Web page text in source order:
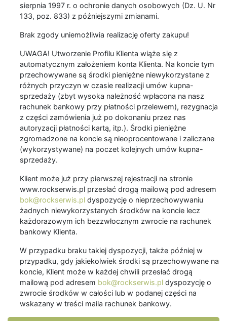
sierpnia 1997 r. o ochronie danych osobowych (Dz. U. Nr
133, poz. 833) z późniejszymi zmianami.
Brak zgody uniemożliwia realizację oferty zakupu!
UWAGA! Utworzenie Profilu Klienta wiąże się z
automatycznym założeniem konta Klienta. Na koncie tym
przechowywane są środki pieniężne niewykorzystane z
różnych przyczyn w czasie realizacji umów kupna-
sprzedaży (zbyt wysoka należność wpłacona na nasz
rachunek bankowy przy płatności przelewem), rezygnacja
z części zamówienia już po dokonaniu przez nas
autoryzacji płatności kartą, itp.). Środki pieniężne
zgromadzone na koncie są nieoprocentowane i zaliczane
(wykorzystywane) na poczet kolejnych umów kupna-
sprzedaży.
Klient może już przy pierwszej rejestracji na stronie
www.rockserwis.pl przesłać drogą mailową pod adresem
bok@rockserwis.pl dyspozycję o nieprzechowywaniu
żadnych niewykorzystanych środków na koncie lecz
każdorazowym ich bezzwłocznym zwrocie na rachunek
bankowy Klienta.
W przypadku braku takiej dyspozycji, także później w
przypadku, gdy jakiekolwiek środki są przechowywane na
koncie, Klient może w każdej chwili przesłać drogą
mailową pod adresem bok@rockserwis.pl dyspozycję o
zwrocie środków w całości lub w podanej części na
wskazany w treści maila rachunek bankowy.